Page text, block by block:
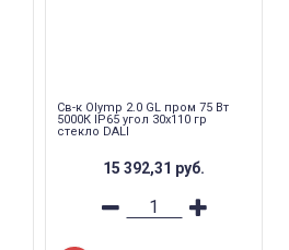
Св-к Olymp 2.0 GL пром 75 Вт
5000К IP65 угол 30x110 гр
стекло DALI
15 392,31 руб.